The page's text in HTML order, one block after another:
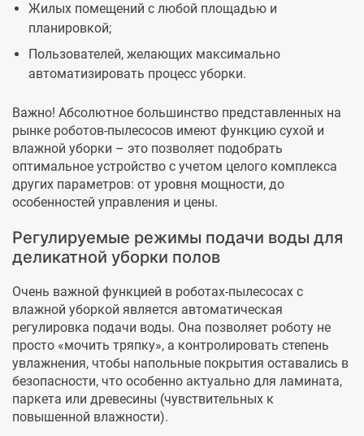
Жилых помещений с любой площадью и
планировкой;
Пользователей, желающих максимально
автоматизировать процесс уборки.
Важно! Абсолютное большинство представленных на
рынке роботов-пылесосов имеют функцию сухой и
влажной уборки – это позволяет подобрать
оптимальное устройство с учетом целого комплекса
других параметров: от уровня мощности, до
особенностей управления и цены.
Регулируемые режимы подачи воды для
деликатной уборки полов
Очень важной функцией в роботах-пылесосах с
влажной уборкой является автоматическая
регулировка подачи воды. Она позволяет роботу не
просто «мочить тряпку», а контролировать степень
увлажнения, чтобы напольные покрытия оставались в
безопасности, что особенно актуально для ламината,
паркета или древесины (чувствительных к
повышенной влажности).